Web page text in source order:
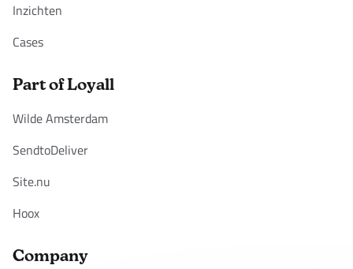
Inzichten
Cases
Part of Loyall
Wilde Amsterdam
SendtoDeliver
Site.nu
Hoox
Company